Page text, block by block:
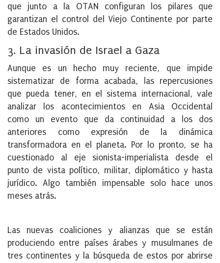
que junto a la OTAN configuran los pilares que
garantizan el control del Viejo Continente por parte
de Estados Unidos.
3. La invasión de Israel a Gaza
Aunque es un hecho muy reciente, que impide
sistematizar de forma acabada, las repercusiones
que pueda tener, en el sistema internacional, vale
analizar los acontecimientos en Asia Occidental
como un evento que da continuidad a los dos
anteriores como expresión de la dinámica
transformadora en el planeta. Por lo pronto, se ha
cuestionado al eje sionista-imperialista desde el
punto de vista político, militar, diplomático y hasta
jurídico. Algo también impensable solo hace unos
meses atrás.
Las nuevas coaliciones y alianzas que se están
produciendo entre países árabes y musulmanes de
tres continentes y la búsqueda de estos por abrirse